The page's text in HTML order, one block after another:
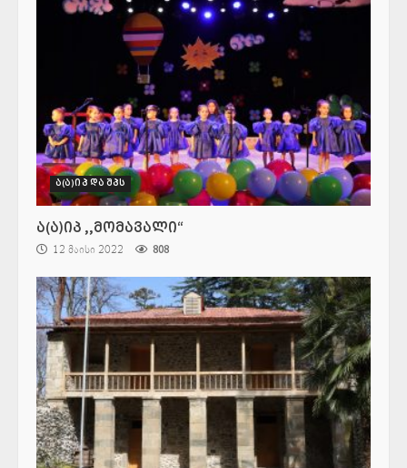
ა(ა)იპ და შპს
ა(ა)იპ ,,მომავალი“
12 მაისი 2022 808